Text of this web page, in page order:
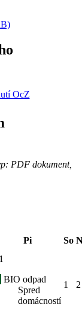
OcZ
PDF dokument,
Pi So
BIO odpad
Spred
domácností
1 2